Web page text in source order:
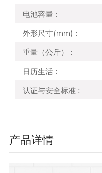
电池容量 :
外形尺寸(mm) :
重量（公斤） :
日历生活 :
认证与安全标准 :
产品详情